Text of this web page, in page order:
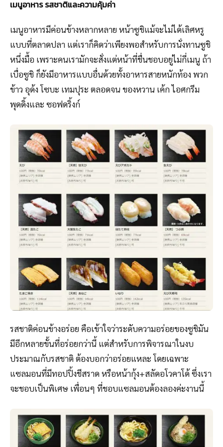
เมนูอาหาร รสชาติและความคุ้มค่า
เมนูอาหารมีค่อนข้างหลากหลาย หน้าซูชิแม้จะไม่ได้เลิศหรู
แบบที่ตลาดปลา แต่เราก็คิดว่าเพียงพอสำหรับการนั่งทานซูชิ
หนึ่งมื้อ เพราะคนเรามักจะสั่งแต่หน้าที่ชื่นชอบอยู่ไม่กี่เมนู ถ้า
เบื่อซูชิ ก็ยังมีอาหารแบบอื่นด้วยทั้งอาหารสายหนักท้อง พวก
ข้าว อุด้ง โซบะ เทมปุระ ตลอดจน ของหวาน เค้ก ไอศกรีม
พุดดิ้งและ ซอฟดริ้งก์
รสชาติค่อนข้างอร่อย คือเข้าใจว่าระดับความอร่อยของซูชิมัน
มีอีกหลายขั้นที่อร่อยกว่านี้ แต่สำหรับการพิจารณาในงบ
ประมาณกับรสชาติ ต้องบอกว่าอร่อยแหละ โดยเฉพาะ
แซลมอนที่มีทอปปิ้งชีสราด หรือหน้ากุ้ง+สลัดอโวคาโด้ ซึ่งเรา
จะชอบเป็นพิเศษ เพื่อนๆ ที่ชอบแซลมอนต้องลองค่ะงานนี้